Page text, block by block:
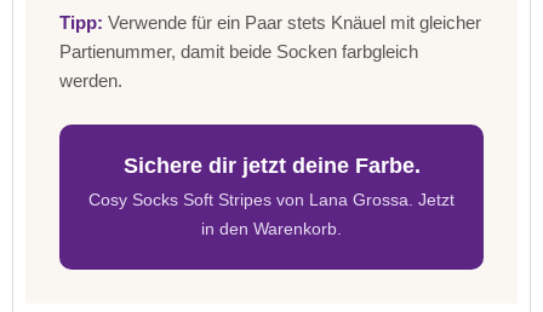
Tipp: Verwende für ein Paar stets Knäuel mit gleicher
Partienummer, damit beide Socken farbgleich
werden.
Sichere dir jetzt deine Farbe.
Cosy Socks Soft Stripes von Lana Grossa. Jetzt
in den Warenkorb.